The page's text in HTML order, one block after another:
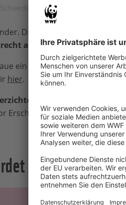
Die sind tolle Nistplätze für
an einen Zaunoder einem
ein
Insektenhotel– für
hier.
nachts auf Licht
im
Erschöpfung sterben.
Teil der WWF-